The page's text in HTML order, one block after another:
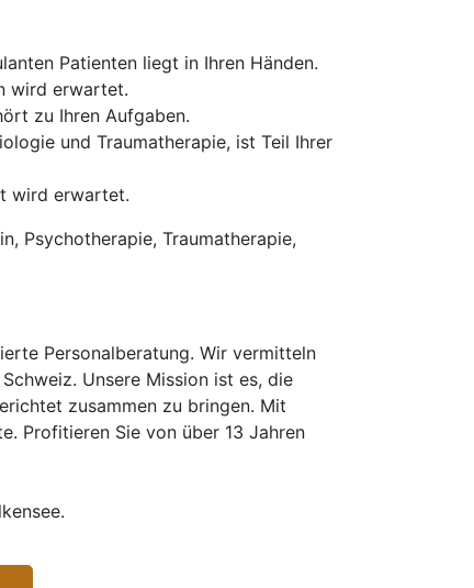
Patienten liegt in Ihren Händen.
wird erwartet.
zu Ihren Aufgaben.
und Traumatherapie, ist Teil Ihrer
wird erwartet.
Psychotherapie, Traumatherapie,
Personalberatung. Wir vermitteln
Unsere Mission ist es, die
zusammen zu bringen. Mit
Profitieren Sie von über 13 Jahren